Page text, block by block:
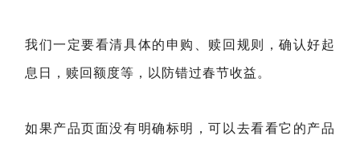
我们一定要看清具体的申购、赎回规则，确认好起
息日，赎回额度等，以防错过春节收益。
如果产品页面没有明确标明，可以去看看它的产品